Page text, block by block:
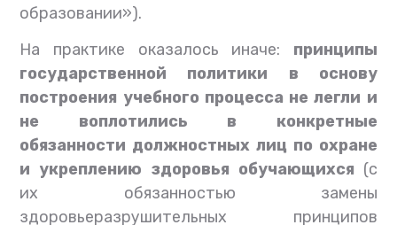
образовании»).
На практике оказалось иначе: принципы
государственной политики в основу
построения учебного процесса не легли и
не воплотились в конкретные
обязанности должностных лиц по охране
и укреплению здоровья обучающихся (с
их обязанностью замены
здоровьеразрушительных принципов